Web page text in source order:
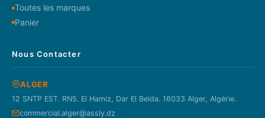
Toutes les marques
Panier
Nous Contacter
ALGER
12 SNTP EST. RN5. El Hamiz, Dar El Beida. 16033 Alger, Algérie.
commercial.alger@assly.dz